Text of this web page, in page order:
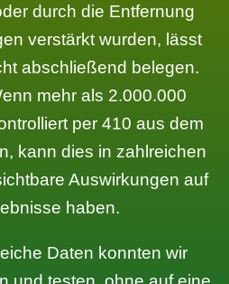
durch die Entfernung
verstärkt wurden, lässt
abschließend belegen.
mehr als 2.000.000
per 410 aus dem
kann dies in zahlreichen
Auswirkungen auf
haben.
Daten konnten wir